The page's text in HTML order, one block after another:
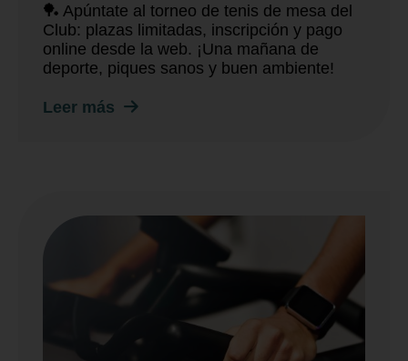
🏓 Apúntate al torneo de tenis de mesa del
Club: plazas limitadas, inscripción y pago
online desde la web. ¡Una mañana de
deporte, piques sanos y buen ambiente!
Leer más